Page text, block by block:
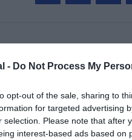
- Do Not Process My
opt-out of the sale, sharing to
for targeted advertising
selection. Please note that after
interest-based ads based
20